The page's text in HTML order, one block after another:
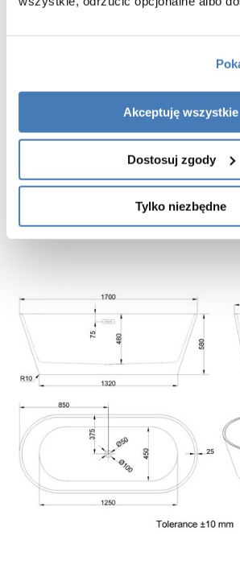
Akceptuję wszystkie
Dostosuj zgody
Tylko niezbędne
wanny i stabilne dopasowanie jej do podłoża.
ułatwia montaż oraz wpływa na
Skuteczna termoizolacja
temperaturę wody, zwiększając komfort
konieczność częstego dolewania gorącej